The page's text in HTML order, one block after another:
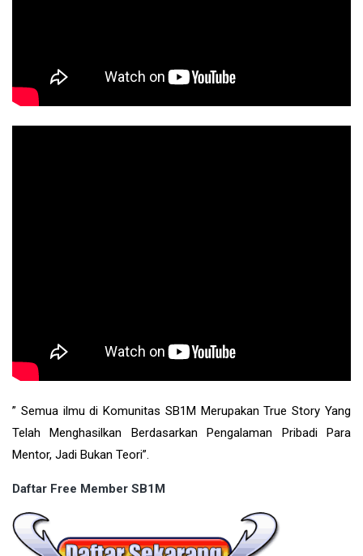
” Semua ilmu di Komunitas SB1M Merupakan True Story Yang
Telah Menghasilkan Berdasarkan Pengalaman Pribadi Para
Mentor, Jadi Bukan Teori”.
Daftar Free Member SB1M